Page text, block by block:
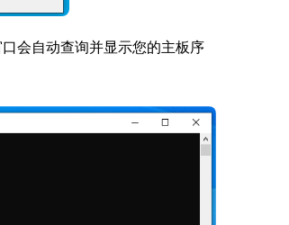
会自动查询并显示您的主板序